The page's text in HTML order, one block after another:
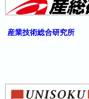
産業技術総合研究所